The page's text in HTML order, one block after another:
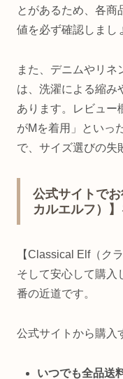
とがあるため、各商
値を必ず確認しまし
また、デニムやリネ
は、洗濯による縮み
あります。レビュー
がMを着用」といっ
で、サイズ選びの失
公式サイトで
カルエルフ）
【Classical Elf（ク
そして安心して購入
番の近道です。
公式サイトから購入
いつでも全品送